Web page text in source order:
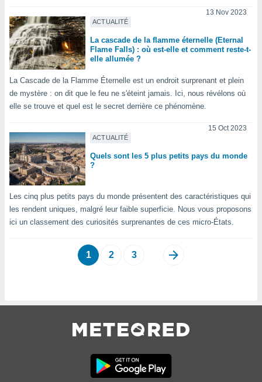
des
et du
études
et
1199
ACTUALITÉ
13 Nov 2023
La cascade de la flamme éternelle (Eternal
Flame Falls) : où est-elle et comment reste-t-
elle allumée ?
La Cascade de la Flamme Éternelle est un endroit surprenant et plein
de mystère : on dit que le feu ne s'éteint jamais. Ici, nous révélons où
elle se trouve et quel est le secret derrière ce phénomène.
ACTUALITÉ
15 Oct 2023
Quels sont les 5 plus petits pays du monde
?
Les cinq plus petits pays du monde présentent des caractéristiques qui
les rendent uniques, malgré leur faible superficie. Nous vous proposons
ici un classement des curiosités surprenantes de ces micro-États.
1 2 3